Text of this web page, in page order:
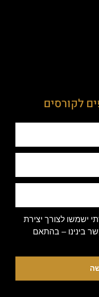
לקורסים
ישמשו לצורך יצירת
בינינו – בהתאם